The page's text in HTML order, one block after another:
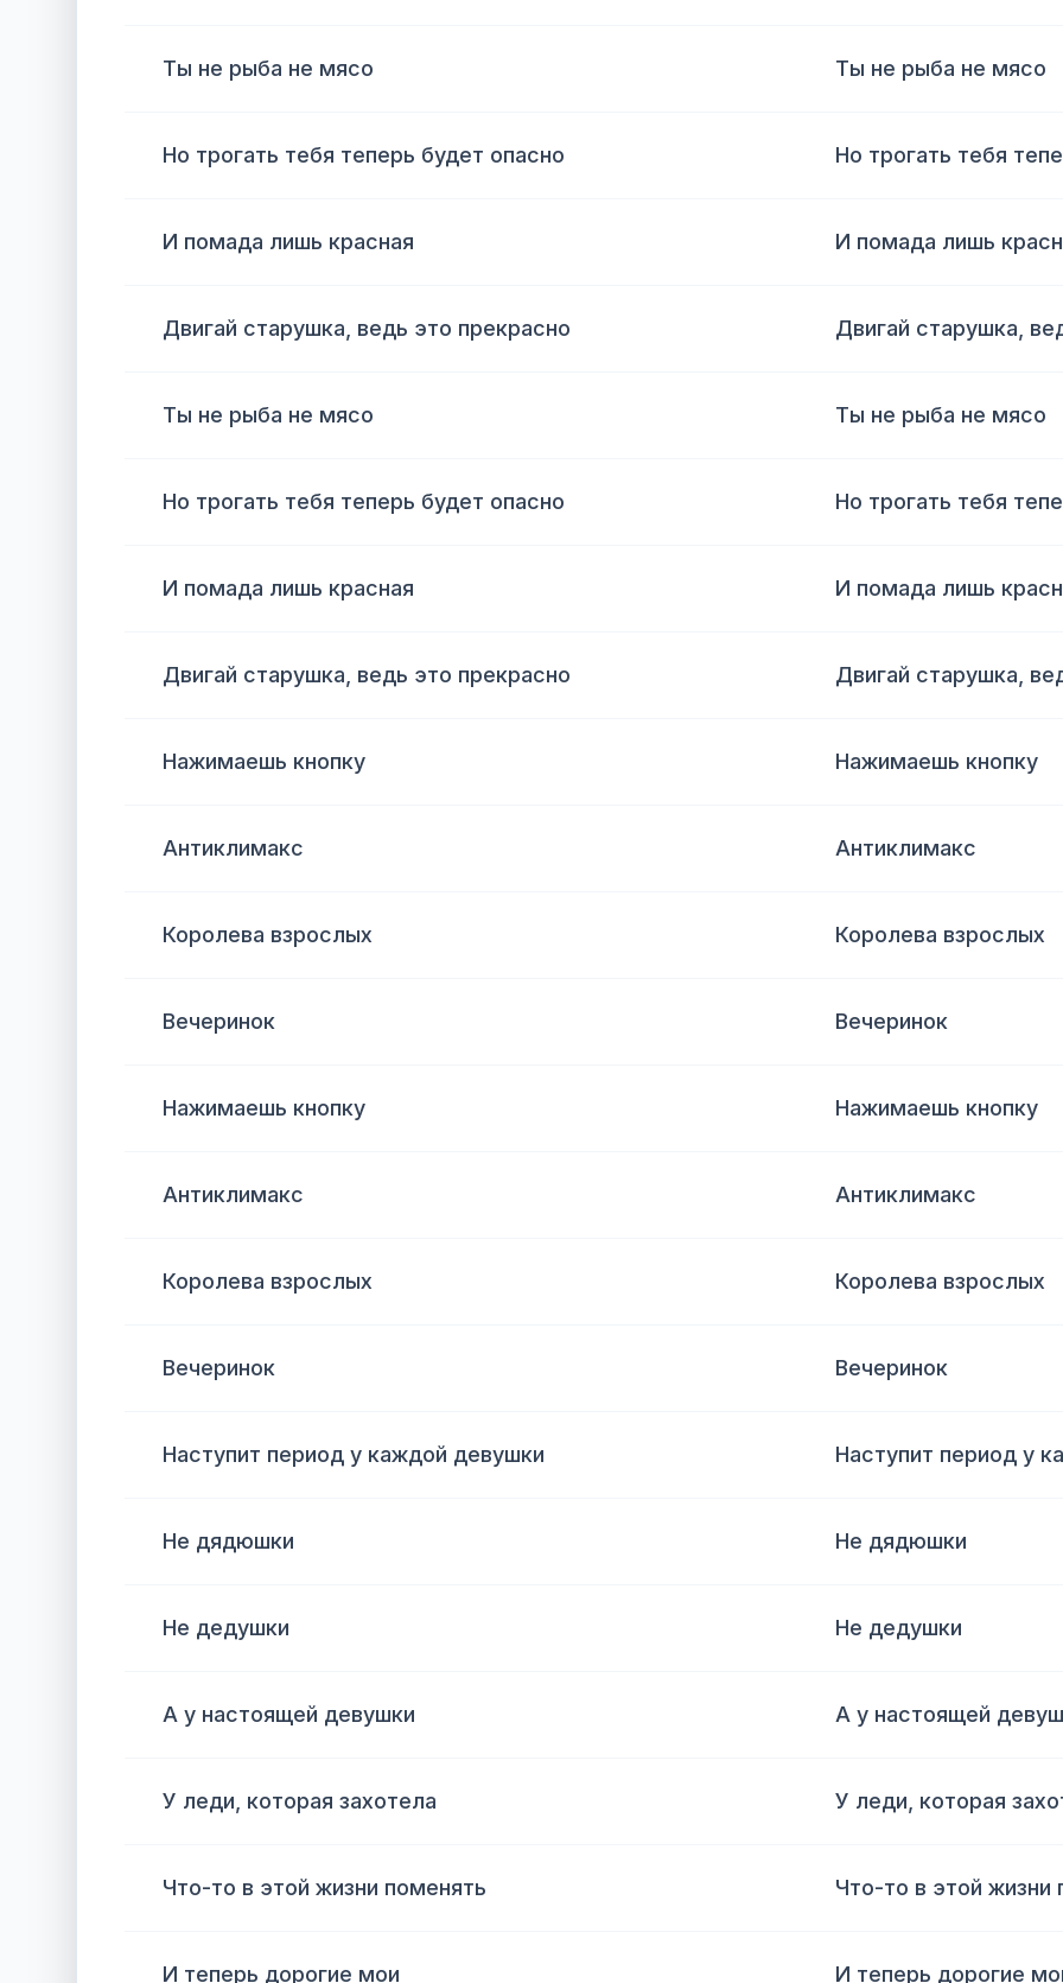
Ты не рыба не мясо Ты не рыба не мясо
Но трогать тебя теперь будет опасно Но трогать тебя
И помада лишь красная И помада лишь
Двигай старушка, ведь это прекрасно Двигай старушка,
Ты не рыба не мясо Ты не рыба не мясо
Но трогать тебя теперь будет опасно Но трогать тебя
И помада лишь красная И помада лишь
Двигай старушка, ведь это прекрасно Двигай старушка,
Нажимаешь кнопку Нажимаешь кнопку
Антиклимакс Антиклимакс
Королева взрослых Королева взрослых
Вечеринок Вечеринок
Нажимаешь кнопку Нажимаешь кнопку
Антиклимакс Антиклимакс
Королева взрослых Королева взрослых
Вечеринок Вечеринок
Наступит период у каждой девушки Наступит период у
Не дядюшки Не дядюшки
Не дедушки Не дедушки
А у настоящей девушки А у настоящей
У леди, которая захотела У леди, которая
Что-то в этой жизни поменять Что-то в этой жизни
И теперь дорогие мои И теперь дорогие